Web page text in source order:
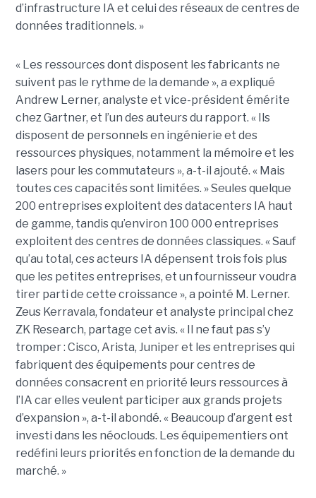
d’infrastructure IA et celui des réseaux de centres de
données traditionnels. »
« Les ressources dont disposent les fabricants ne
suivent pas le rythme de la demande », a expliqué
Andrew Lerner, analyste et vice-président émérite
chez Gartner, et l’un des auteurs du rapport. « Ils
disposent de personnels en ingénierie et des
ressources physiques, notamment la mémoire et les
lasers pour les commutateurs », a-t-il ajouté. « Mais
toutes ces capacités sont limitées. » Seules quelque
200 entreprises exploitent des datacenters IA haut
de gamme, tandis qu’environ 100 000 entreprises
exploitent des centres de données classiques. « Sauf
qu’au total, ces acteurs IA dépensent trois fois plus
que les petites entreprises, et un fournisseur voudra
tirer parti de cette croissance », a pointé M. Lerner.
Zeus Kerravala, fondateur et analyste principal chez
ZK Research, partage cet avis. « Il ne faut pas s’y
tromper : Cisco, Arista, Juniper et les entreprises qui
fabriquent des équipements pour centres de
données consacrent en priorité leurs ressources à
l’IA car elles veulent participer aux grands projets
d’expansion », a-t-il abondé. « Beaucoup d’argent est
investi dans les néoclouds. Les équipementiers ont
redéfini leurs priorités en fonction de la demande du
marché. »